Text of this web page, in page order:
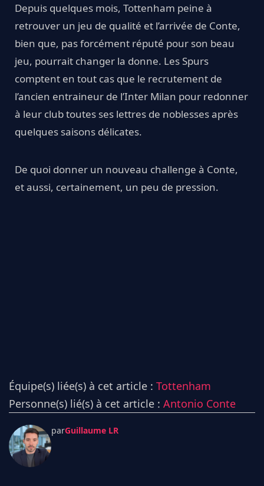
Depuis quelques mois, Tottenham peine à
retrouver un jeu de qualité et l’arrivée de Conte,
bien que, pas forcément réputé pour son beau
jeu, pourrait changer la donne. Les Spurs
comptent en tout cas que le recrutement de
l’ancien entraineur de l’Inter Milan pour redonner
à leur club toutes ses lettres de noblesses après
quelques saisons délicates.
De quoi donner un nouveau challenge à Conte,
et aussi, certainement, un peu de pression.
Équipe(s) liée(s) à cet article : Tottenham
Personne(s) lié(s) à cet article : Antonio Conte
parGuillaume LR